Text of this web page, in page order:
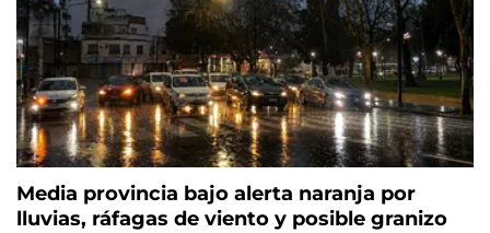
Media provincia bajo alerta naranja por
lluvias, ráfagas de viento y posible granizo